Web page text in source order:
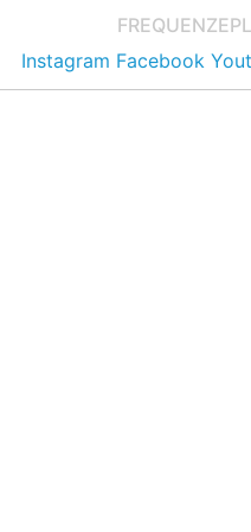
FREQUENZE
Instagram Facebook